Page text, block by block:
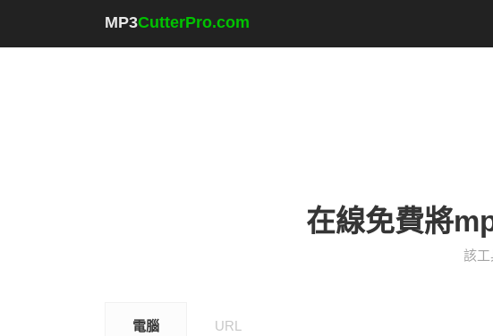
MP3CutterPro.com
在線免費將
該
電腦 URL